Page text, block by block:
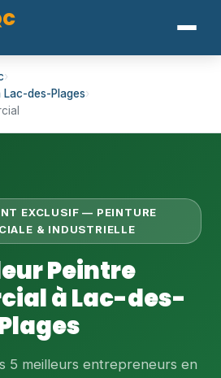
›
Lac-des-Plages›
EXCLUSIF — PEINTURE
& INDUSTRIELLE
Peintre
à Lac-des-
5 meilleurs entrepreneurs en